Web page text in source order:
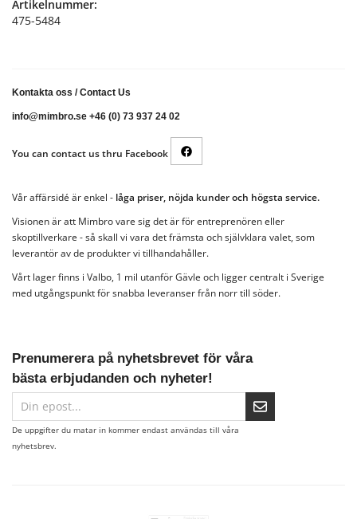
Artikelnummer:
475-5484
Kontakta oss /Contact Us
info@mimbro.se +46 (0) 73 937 24 02
You can contact us thru Facebook
Vår affärsidé är enkel - låga priser, nöjda kunder och högsta service.
Visionen är att Mimbro vare sig det är för entreprenören eller
skoptillverkare - så skall vi vara det främsta och självklara valet, som
leverantör av de produkter vi tillhandahåller.
Vårt lager finns i Valbo, 1 mil utanför Gävle och ligger centralt i Sverige
med utgångspunkt för snabba leveranser från norr till söder.
Prenumerera på nyhetsbrevet för våra
bästa erbjudanden och nyheter!
De uppgifter du matar in kommer endast användas till våra
nyhetsbrev.